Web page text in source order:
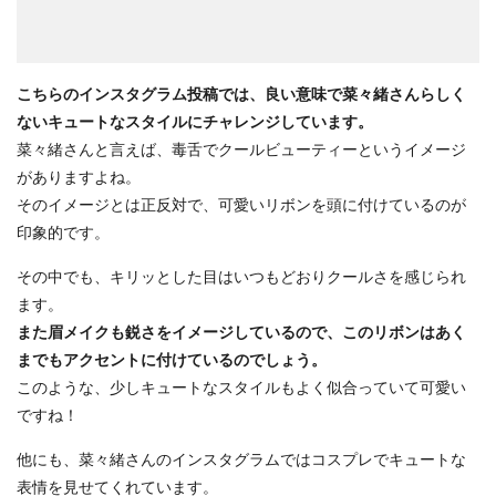
こちらのインスタグラム投稿では、良い意味で菜々緒さんらしく
ないキュートなスタイルにチャレンジしています。
菜々緒さんと言えば、毒舌でクールビューティーというイメージ
がありますよね。
そのイメージとは正反対で、可愛いリボンを頭に付けているのが
印象的です。
その中でも、キリッとした目はいつもどおりクールさを感じられ
ます。
また眉メイクも鋭さをイメージしているので、このリボンはあく
までもアクセントに付けているのでしょう。
このような、少しキュートなスタイルもよく似合っていて可愛い
ですね！
他にも、菜々緒さんのインスタグラムではコスプレでキュートな
表情を見せてくれています。